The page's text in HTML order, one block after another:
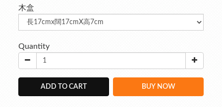
木盒
Quantity
ADD TO CART BUY NOW